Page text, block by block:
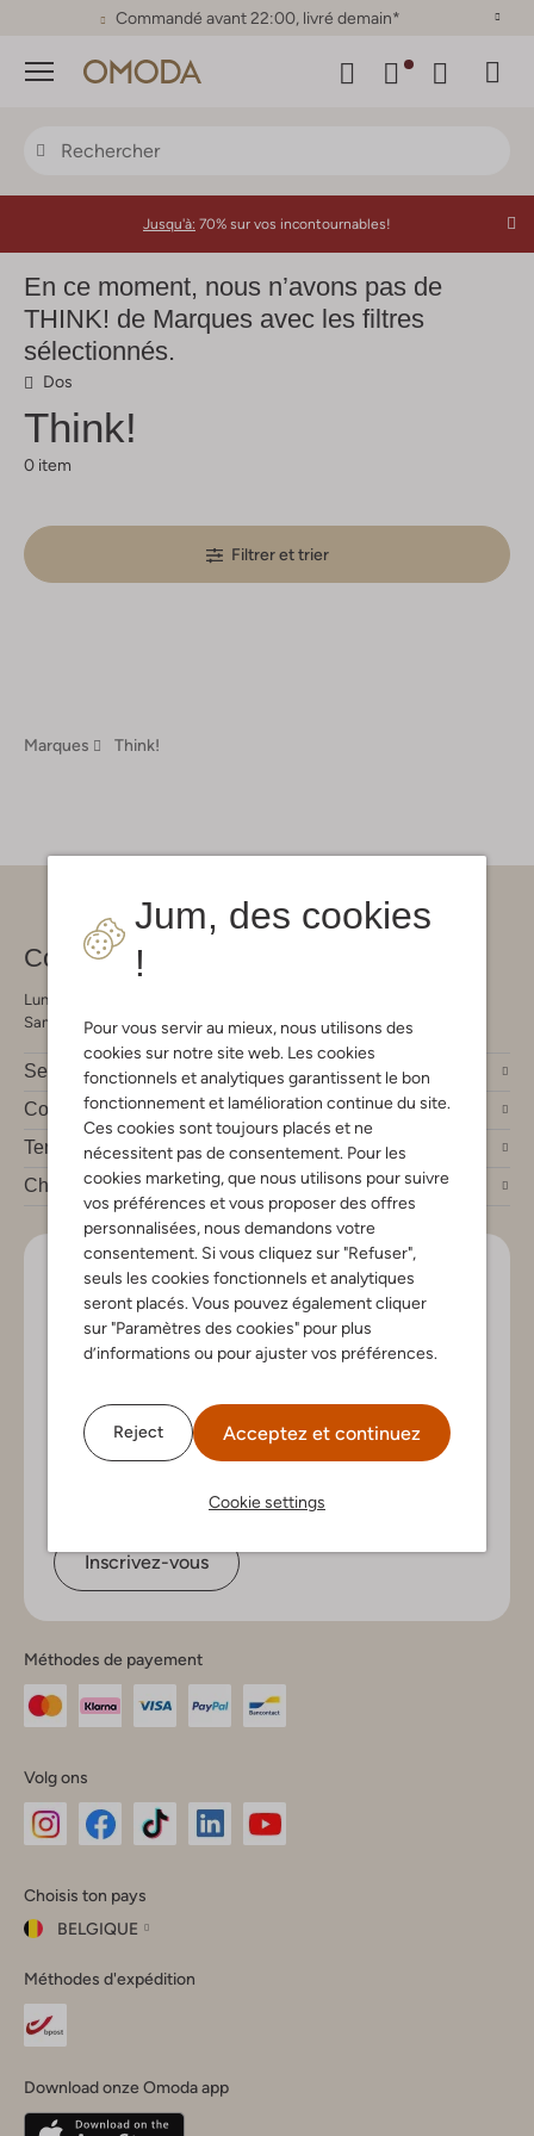
Satisfait ou remboursé sous 30 jours
Menu
Jum, des cookies
!
Pour vous servir au mieux, nous utilisons des
cookies sur notre site web. Les cookies
fonctionnels et analytiques garantissent le bon
fonctionnement et lamélioration continue du site.
Ces cookies sont toujours placés et ne
nécessitent pas de consentement. Pour les
cookies marketing, que nous utilisons pour suivre
vos préférences et vous proposer des offres
personnalisées, nous demandons votre
consentement. Si vous cliquez sur "Refuser",
seuls les cookies fonctionnels et analytiques
seront placés. Vous pouvez également cliquer
sur "Paramètres des cookies" pour plus
d’informations ou pour ajuster vos préférences.
Reject Acceptez et continuez
Cookie settings
Jusqu'à: 70% sur vos incontournables!
En ce moment, nous n’avons pas de
THINK! de Marques avec les filtres
sélectionnés.
Dos
Think!
0 item
Filtrer et trier
Marques Think!
Contact
Lundi - Vendredi 09:00 - 21:00 heures
Samedi 09:00 - 17:00 heures
Service clients
Compte
Tendances mode
Chez Omoda
Soyez le premier!
Inscrivez-vous à la newsletter pour les nouveaux
arrivants, des conseils de style et offres exclusives
Inscrivez-vous
Méthodes de payement
Volg ons
Instagram
Facebook
TikTok
Choisis ton pays
BELGIQUE
ton
pays
Fermer
Belgique(Français)
Méthodes d'expédition
Download onze Omoda app